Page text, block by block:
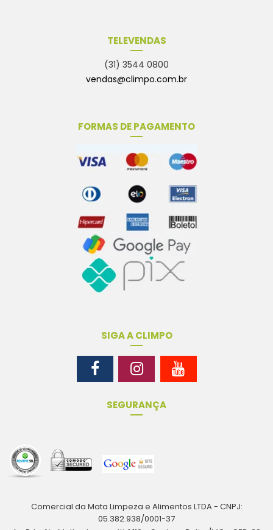
TELEVENDAS
(31) 3544 0800
vendas@climpo.com.br
FORMAS DE PAGAMENTO
SIGA A CLIMPO
SEGURANÇA
Comercial da Mata Limpeza e Alimentos LTDA - CNPJ:
05.382.938/0001-37